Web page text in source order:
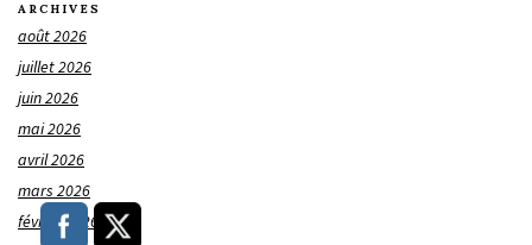
ARCHIVES
août 2026
juillet 2026
juin 2026
mai 2026
avril 2026
mars 2026
février 2026